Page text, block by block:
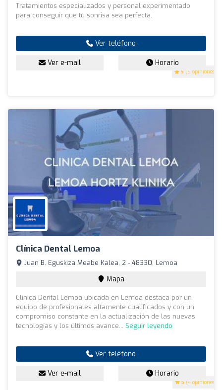
5 (5 opiniones)
Tratamientos especializados y personal experimentado
para conseguir que tu sonrisa sea perfecta.
Ver teléfono
Ver e-mail Horario
Clínica Dental Lemoa
5 (4 opiniones)
Juan B. Eguskiza Meabe Kalea, 2 - 48330, Lemoa
Mapa
Clínica Dental Lemoa ubicada en Lemoa destaca por un
equipo de profesionales altamente cualificados y con un
compromiso constante en la actualización de las nuevas
tecnologías y los últimos avance... Seguir leyendo
Ver teléfono
Ver e-mail Horario